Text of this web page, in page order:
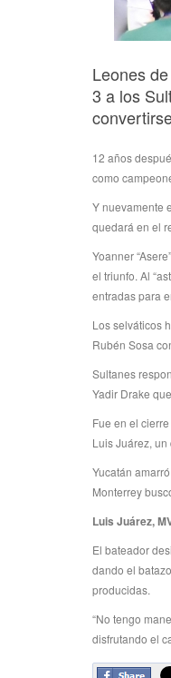
Leones
3 a los
12 años
como
Y nuevamente
quedará en el
Yoanner
el triunfo. Al
entradas para
Los selváticos
Rubén Sosa
Sultanes
Yadir Drake
Fue en el
Luis Juárez,
Yucatán
Monterrey
Luis Juárez,
El bateador
dando el
producidas.
“No tengo
disfrutando el